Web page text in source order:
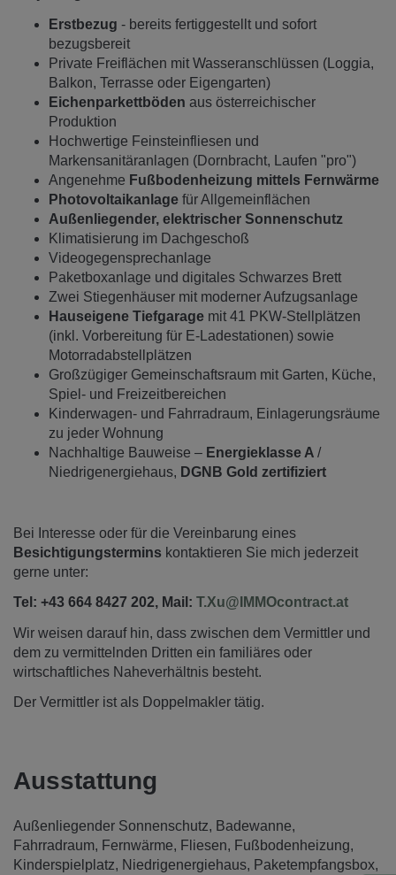
Erstbezug - bereits fertiggestellt und sofort
bezugsbereit
Private Freiflächen mit Wasseranschlüssen (Loggia,
Balkon, Terrasse oder Eigengarten)
Eichenparkettböden aus österreichischer
Produktion
Hochwertige Feinsteinfliesen und
Markensanitäranlagen (Dornbracht, Laufen "pro")
Angenehme Fußbodenheizung mittels Fernwärme
Photovoltaikanlage für Allgemeinflächen
Außenliegender, elektrischer Sonnenschutz
Klimatisierung im Dachgeschoß
Videogegensprechanlage
Paketboxanlage und digitales Schwarzes Brett
Zwei Stiegenhäuser mit moderner Aufzugsanlage
Hauseigene Tiefgarage mit 41 PKW-Stellplätzen
(inkl. Vorbereitung für E-Ladestationen) sowie
Motorradabstellplätzen
Großzügiger Gemeinschaftsraum mit Garten, Küche,
Spiel- und Freizeitbereichen
Kinderwagen- und Fahrradraum, Einlagerungsräume
zu jeder Wohnung
Nachhaltige Bauweise – Energieklasse A /
Niedrigenergiehaus, DGNB Gold zertifiziert
Bei Interesse oder für die Vereinbarung eines
Besichtigungstermins kontaktieren Sie mich jederzeit
gerne unter:
Tel: +43 664 8427 202, Mail: T.Xu@IMMOcontract.at
Wir weisen darauf hin, dass zwischen dem Vermittler und
dem zu vermittelnden Dritten ein familiäres oder
wirtschaftliches Naheverhältnis besteht.
Der Vermittler ist als Doppelmakler tätig.
Ausstattung
Außenliegender Sonnenschutz
Badewanne
Fahrradraum
Fernwärme Fliesen
Fußbodenheizung
Kinderspielplatz
Niedrigenergiehaus Paketempfangsbox